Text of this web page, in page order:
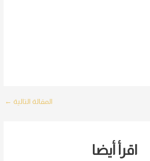
المقالة التالية ←
اقرأ أيضا